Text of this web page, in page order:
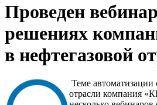
Проведен
решениях
в нефтегазовой
Теме автоматизации
отрасли компания